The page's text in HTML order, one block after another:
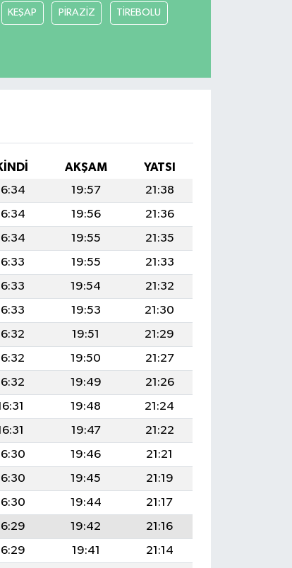
KEŞAP PİRAZİZ TİREBOLU
AKŞAM
YATSI
19:57
21:38
19:56
21:36
19:55
21:35
19:55
21:33
19:54
21:32
19:53
21:30
19:51
21:29
19:50
21:27
19:49
21:26
19:48
21:24
19:47
21:22
19:46
21:21
19:45
21:19
19:44
21:17
19:42
21:16
19:41
21:14